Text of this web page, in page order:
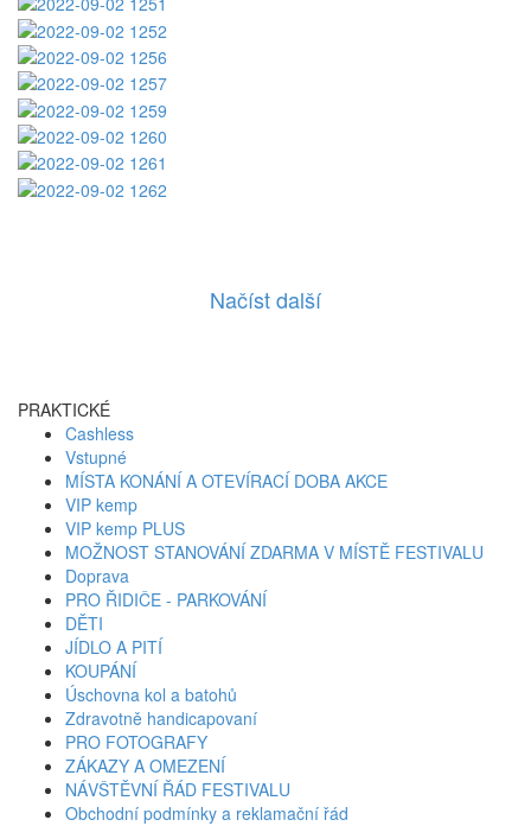
Načíst další
PRAKTICKÉ
Cashless
Vstupné
MÍSTA KONÁNÍ A OTEVÍRACÍ DOBA AKCE
VIP kemp
VIP kemp PLUS
MOŽNOST STANOVÁNÍ ZDARMA V MÍSTĚ FESTIVALU
Doprava
PRO ŘIDIČE - PARKOVÁNÍ
DĚTI
JÍDLO A PITÍ
KOUPÁNÍ
Úschovna kol a batohů
Zdravotně handicapovaní
PRO FOTOGRAFY
ZÁKAZY A OMEZENÍ
NÁVŠTĚVNÍ ŘÁD FESTIVALU
Obchodní podmínky a reklamační řád